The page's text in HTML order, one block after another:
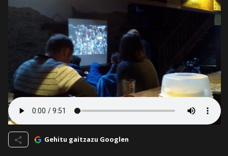
Gehitu gaitzazu Googlen